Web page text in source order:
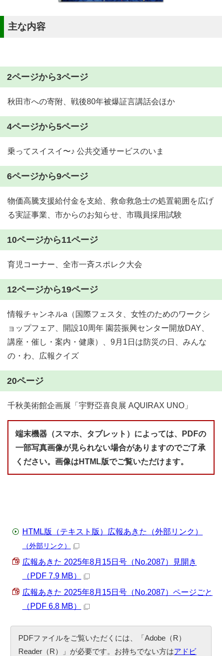
主な内容
2ページから3ページ
秋田市への寄附、戦後80年被爆証言講話会ほか
4ページから5ページ
乗ってスイスイ〜♪ 公共交通サービスのいま
6ページから9ページ
物価高騰支援給付金を支給、救命救急士の処置範囲を広げ
る実証事業、市からのお知らせ、市職員採用試験
10ページから11ページ
育児コーナー、全市一斉スポレク大会
12ページから19ページ
情報チャンネルa（国際フェスタ、女性のためのワークシ
ョップフェア、開設10周年 園芸振興センター開放DAY、
講座・催し・案内・健康）、9月1日は防災の日、みんな
の・わ、広報クイズ
20ページ
千秋美術館企画展「宇野亞喜良展 AQUIRAX UNO」
端末機器（スマホ、タブレット）によっては、PDFの
一部写真画像が見られない場合がありますのでご了承
ください。画像はHTML版でご覧いただけます。
HTML版（テキスト版）広報あきた（外部リンク）
（外部リンク）
広報あきた 2025年8月15日号（No.2087）見開き
（PDF 7.9 MB）
広報あきた 2025年8月15日号（No.2087）ページごと
（PDF 6.8 MB）
PDFファイルをご覧いただくには、「Adobe（R）
Reader（R）」が必要です。お持ちでない方はアドビ